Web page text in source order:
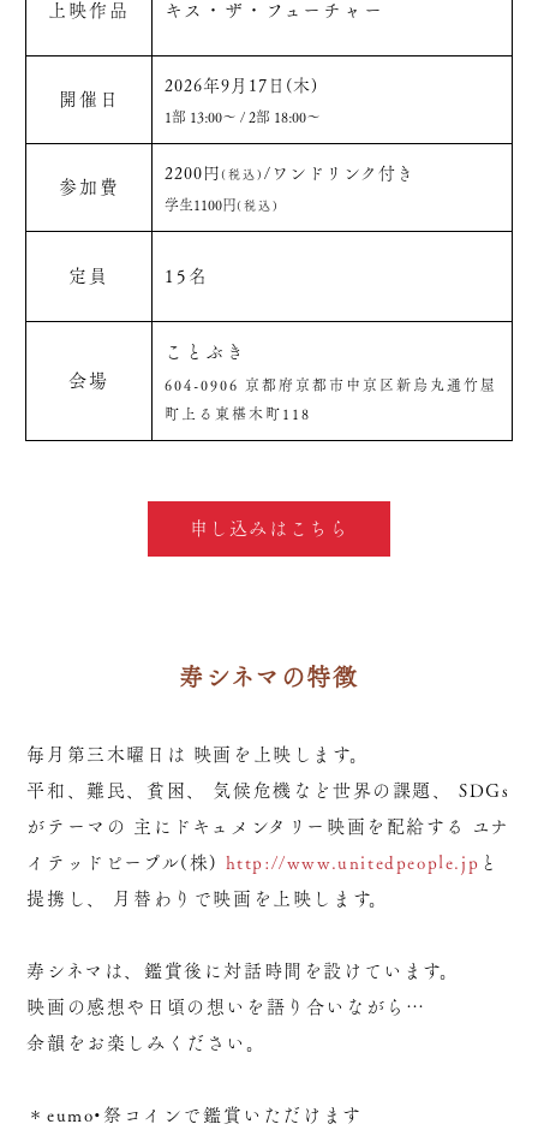
上映作品 キス・ザ・フューチャー
開催日
2026年9月17日(木)
1部 13:00〜 / 2部 18:00〜
参加費
2200円(税込)/ワンドリンク付き
学生1100円(税込)
定員 15名
会場
ことぶき
604-0906 京都府京都市中京区新烏丸通竹屋
町上る東椹木町118
申し込みはこちら
寿シネマの特徴
毎月第三木曜日は
映画を上映します。
平和、難民、貧困、
気候危機など世界の課題、
SDGs
がテーマの
主にドキュメンタリー映画を配給する
ユナ
イテッドピープル(株) http://www.unitedpeople.jp と
提携し、
月替わりで映画を上映します。
寿シネマは、鑑賞後に対話時間を設けています。
映画の感想や日頃の想いを語り合いながら…
余韻をお楽しみください。
＊eumo•祭コインで鑑賞いただけます